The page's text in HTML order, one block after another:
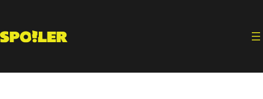
contenido